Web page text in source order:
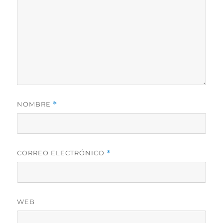
NOMBRE *
CORREO ELECTRÓNICO *
WEB